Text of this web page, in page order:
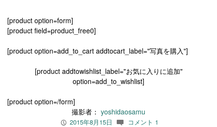
[product option=form]
[product field=product_free0]
[product option=add_to_cart addtocart_label="写真を購入"]
[product addtowishlist_label="お気に入りに追加"
option=add_to_wishlist]
[product option=/form]
撮影者： yoshidaosamu
P 2015年8月15日 c コメント 1